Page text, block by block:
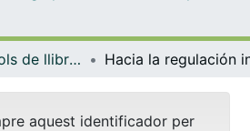
Llibres / Capítols de llibre (Dret Penal i Criminologia, i Dret Internacional Públic i Relacions Internacionals)
aquest identificador per